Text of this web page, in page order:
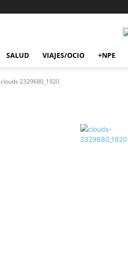
SALUD VIAJES/OCIO +NPE
clouds-2329680_1920